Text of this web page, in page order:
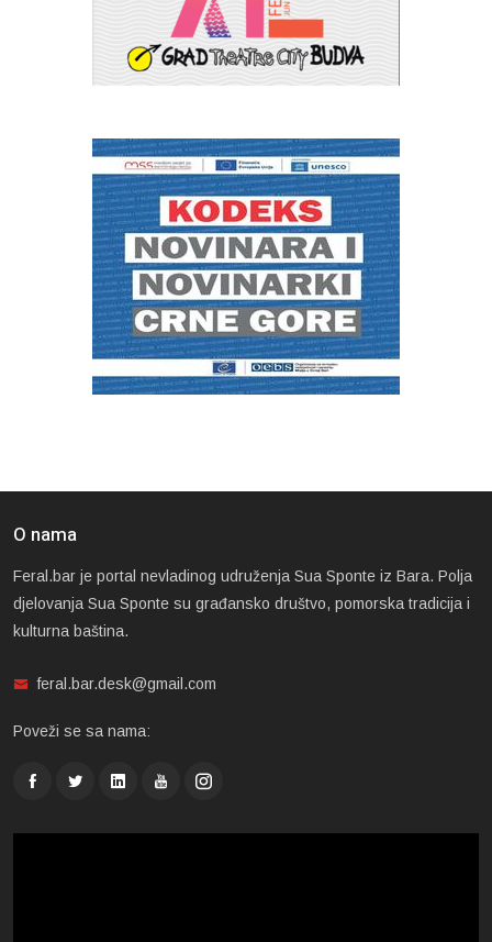
O nama
Feral.bar je portal nevladinog udruženja Sua Sponte iz Bara. Polja
djelovanja Sua Sponte su građansko društvo, pomorska tradicija i
kulturna baština.
feral.bar.desk@gmail.com
Poveži se sa nama: